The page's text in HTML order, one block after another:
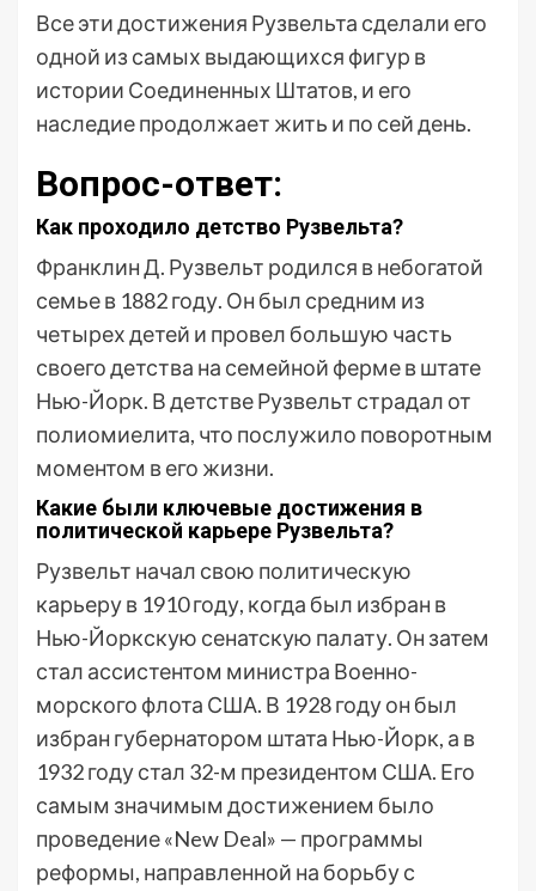
Все эти достижения Рузвельта сделали его
одной из самых выдающихся фигур в
истории Соединенных Штатов, и его
наследие продолжает жить и по сей день.
Вопрос-ответ:
Как проходило детство Рузвельта?
Франклин Д. Рузвельт родился в небогатой
семье в 1882 году. Он был средним из
четырех детей и провел большую часть
своего детства на семейной ферме в штате
Нью-Йорк. В детстве Рузвельт страдал от
полиомиелита, что послужило поворотным
моментом в его жизни.
Какие были ключевые достижения в
политической карьере Рузвельта?
Рузвельт начал свою политическую
карьеру в 1910 году, когда был избран в
Нью-Йоркскую сенатскую палату. Он затем
стал ассистентом министра Военно-
морского флота США. В 1928 году он был
избран губернатором штата Нью-Йорк, а в
1932 году стал 32-м президентом США. Его
самым значимым достижением было
проведение «New Deal» — программы
реформы, направленной на борьбу с